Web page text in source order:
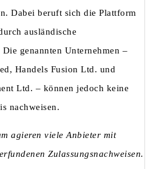
Dabei beruft sich die Plattform
ausländische
genannten Unternehmen –
Handels Fusion Ltd. und
Ltd. – können jedoch keine
nachweisen.
agieren viele Anbieter mit
Zulassungsnachweisen.